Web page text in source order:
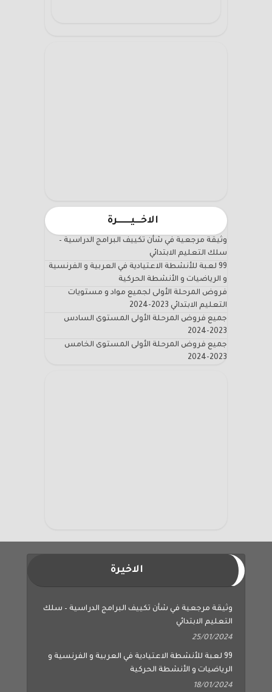
الاخـــيـــــــرة
وثيقة مرجعية في شأن تكييف البرامج الدراسية –
سلك التعليم الابتدائي
99 لعبة للأنشطة الاعتيادية في العربية و الفرنسية
و الرياضيات و الأنشطة الحركية
فروض المرحلة الأولى لجميع مواد و مستويات
التعليم الابتدائي 2023-2024
جميع فروض المرحلة الأولى المستوى السادس
2023-2024
جميع فروض المرحلة الأولى المستوى الخامس
2023-2024
الاخيرة
وثيقة مرجعية في شأن تكييف البرامج الدراسية – سلك
التعليم الابتدائي
25/01/2024
99 لعبة للأنشطة الاعتيادية في العربية و الفرنسية و
الرياضيات و الأنشطة الحركية
18/01/2024